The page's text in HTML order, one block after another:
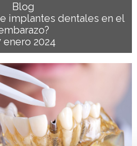
Blog
implantes dentales en el
enero 2024